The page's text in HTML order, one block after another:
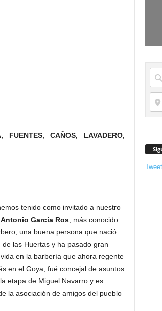
CAÑOS, LAVADERO,
tenido como invitado a nuestro
Antonio García Ros, más conocido
una buena persona que nació
de las Huertas y ha pasado gran
en la barbería que ahora regente
en el Goya, fué concejal de asuntos
etapa de Miguel Navarro y es
la asociación de amigos del pueblo